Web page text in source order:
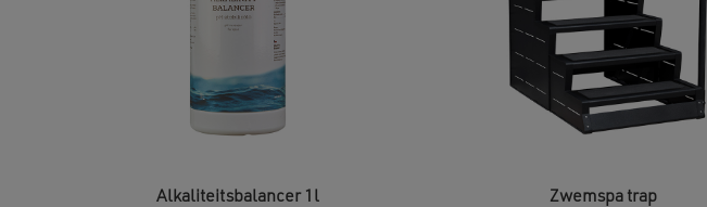
Alkaliteitsbalancer 1l Zwemspa trap